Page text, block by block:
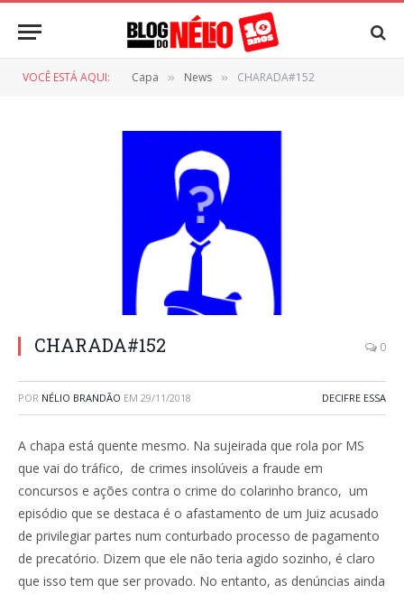
VOCÊ ESTÁ AQUI: Capa » News » CHARADA#152
CHARADA#152 0
POR NÉLIO BRANDÃO EM 29/11/2018 DECIFRE ESSA
A chapa está quente mesmo. Na sujeirada que rola por MS
que vai do tráfico, de crimes insolúveis a fraude em
concursos e ações contra o crime do colarinho branco, um
episódio que se destaca é o afastamento de um Juiz acusado
de privilegiar partes num conturbado processo de pagamento
de precatório. Dizem que ele não teria agido sozinho, é claro
que isso tem que ser provado. No entanto, as denúncias ainda